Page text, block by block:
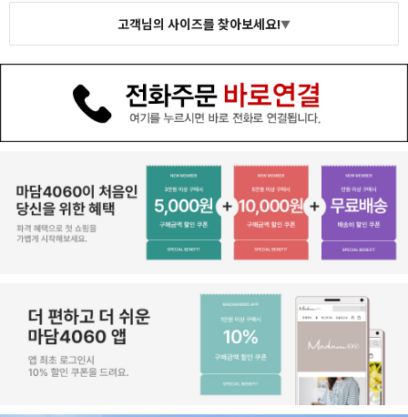
고객님의 사이즈를 찾아보세요!▼